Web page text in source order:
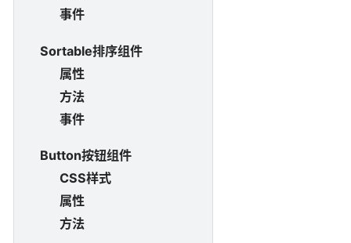
事件
Sortable排序组件
属性
方法
事件
Button按钮组件
CSS样式
属性
方法